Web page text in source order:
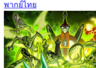
พากย์ไทย